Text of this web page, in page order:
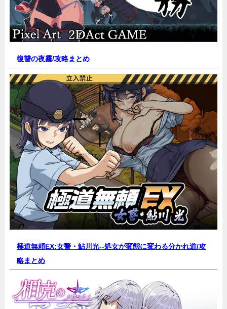
復讐の夜霧/攻略まとめ
極道無頼EX:女警・鮎川光--処女が変態に変わる分かれ道/攻
略まとめ